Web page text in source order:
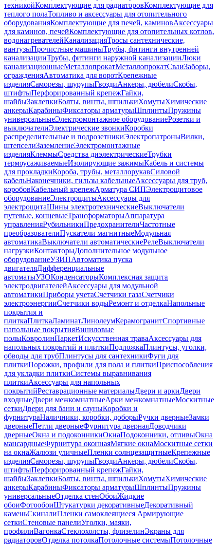
техникойКомплектующие для радиаторовКомплектующие для
теплого полаТопливо и аксессуары для отопительного
оборудованияКомплектующие для печей, каминовАксессуары
для каминов, печейКомплектующие для отопительных котлов,
водонагревателейКанализацияТросы сантехнические,
вантузыПрочистные машиныТрубы, фитинги внутренней
канализацииТрубы, фитинги наружной канализацииЛюки
канализационныеМеталлопрокатМеталлопрокатСваиЗаборы,
огражденияАвтоматика для воротКрепежные
изделияСаморезы, шурупыГвоздиАнкеры, дюбелиСкобы,
штифтыПерфорированный крепежГайки,
шайбыЗаклепкиБолты, винты, шпилькиХомутыХимические
анкерыКарабиныФиксаторы арматурыШплинтыПружины
универсальныеЭлектромонтажное оборудованиеРозетки и
выключателиЭлектрические звонкиКоробки
распределительные и подрозетникиЭлектропатроныВилки,
штепселиЗаземлениеЭлектромонтажные
изделияКлеммыСредства диэлектрическиеТрубки
термоусаживаемыеИзолирующие зажимыКабель и системы
для прокладкиКороба, трубы, металлорукавСиловой
кабельНаконечники, гильзы кабельныеАксессуары для труб,
коробовКабельный крепежАрматура СИПЭлектрощитовое
оборудованиеЭлектрощитыАксессуары для
электрощитаШины электротехническиеВыключатели
путевые, концевыеТрансформаторыАппаратура
управленияРубильникиПредохранителиЧастотные
преобразователиПускатели магнитныеМодульная
автоматикаВыключатели автоматическиеРелеВыключатели
нагрузкиКонтакторыДополнительное модульное
оборудованиеУЗИПАвтоматика пуска
двигателяДифференциальные
автоматыУЗОКонденсаторыКомплексная защита
электродвигателейАксессуары для модульной
автоматикиПриборы учетаСчетчики газаСчетчики
электроэнергииСчетчики водыРемонт и отделкаНапольные
покрытия и
плиткаПлиткаЛаминатЛинолеумКерамогранитСпортивные
напольные покрытияВиниловые
полыКовролинПаркетИскусственная траваАксессуары для
напольных покрытий и плиткиПодложкаПлинтусы, уголки,
обводы для трубПлинтусы для сантехникиФуги для
плиткиПорожки, профили для пола и плиткиПриспособления
для укладки плиткиСистемы выравнивания
плиткиАксессуары для напольных
покрытийРеставрационные материалыДвери и аркиДвери
входныеДвери межкомнатныеАрки межкомнатныеМоскитные
сеткиДвери для бани и сауныКоробки и
фурнитураНаличники, коробки, доборыРучки дверныеЗамки
дверныеПетли дверныеФурнитура двернаяДоводчики
дверныеОкна и подоконникиОкнаПодоконники, отливыОкна
мансардныеФурнитура оконнаяМягкие окнаМоскитные сетки
на окнаЖалюзи уличныеПленки солнцезащитныеКрепежные
изделияСаморезы, шурупыГвоздиАнкеры, дюбелиСкобы,
штифтыПерфорированный крепежГайки,
шайбыЗаклепкиБолты, винты, шпилькиХомутыХимические
анкерыКарабиныФиксаторы арматурыШплинтыПружины
универсальныеОтделка стенОбоиЖидкие
обоиФотообоиШтукатурки декоративныеДекоративный
каменьСкиналиПленки самоклеящиеся Армирующие
сеткиСтеновые панелиУголки, маяки,
профилиВагонкаСтеклохолсты, флизелинЭкраны для
радиаторовОтделка потолкаПотолочные системыПотолочные